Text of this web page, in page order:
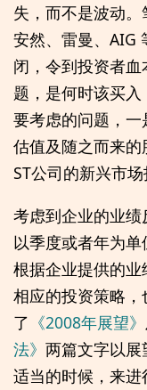
失，而不是波动。
安然、雷曼、AIG
闭，令到投资者
题，是何时该买
要考虑的问题，
估值及随之而来
ST公司的新兴市场
考虑到企业的业
以季度或者年为单
根据企业提供的
相应的投资策略
了 《2008年展望》
法》 两篇文字以
适当的时候，来